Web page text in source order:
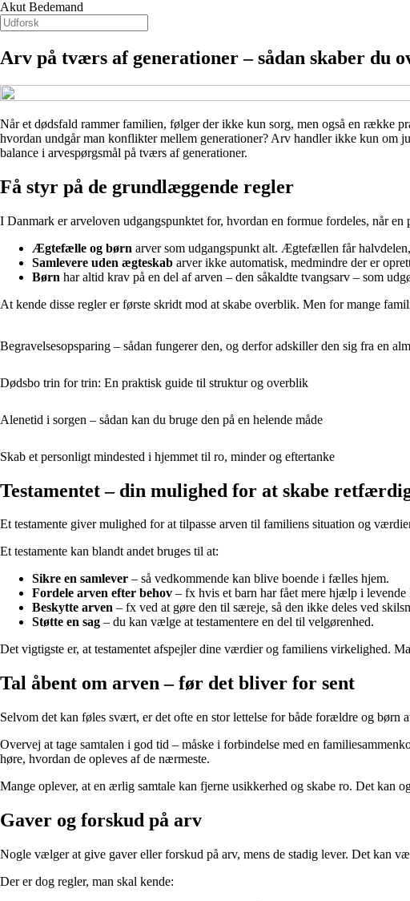
Akut Bedemand
Arv på tværs af generationer – sådan skaber du
Når et dødsfald rammer familien, følger der ikke kun sorg, men også en række
hvordan undgår man konflikter mellem generationer? Arv handler ikke kun om
balance i arvespørgsmål på tværs af generationer.
Få styr på de grundlæggende regler
I Danmark er arveloven udgangspunktet for, hvordan en formue fordeles, når
Ægtefælle og børn arver som udgangspunkt alt. Ægtefællen får
Samlevere uden ægteskab arver ikke automatisk, medmindre der er
Børn har altid krav på en del af arven – den såkaldte tvangsarv – som
At kende disse regler er første skridt mod at skabe overblik. Men for mange
Begravelsesopsparing – sådan fungerer den, og derfor adskiller den sig fra en
Dødsbo trin for trin: En praktisk guide til struktur og overblik
Alenetid i sorgen – sådan kan du bruge den på en helende måde
Skab et personligt mindested i hjemmet til ro, minder og eftertanke
Testamentet – din mulighed for at skabe
Et testamente giver mulighed for at tilpasse arven til familiens situation og
Et testamente kan blandt andet bruges til at:
Sikre en samlever – så vedkommende kan blive boende i fælles hjem.
Fordele arven efter behov – fx hvis et barn har fået mere hjælp i
Beskytte arven – fx ved at gøre den til særeje, så den ikke deles ved
Støtte en sag – du kan vælge at testamentere en del til velgørenhed.
Det vigtigste er, at testamentet afspejler dine værdier og familiens virkelighed.
Tal åbent om arven – før det bliver for sent
Selvom det kan føles svært, er det ofte en stor lettelse for både forældre og børn
Overvej at tage samtalen i god tid – måske i forbindelse med en
høre, hvordan de opleves af de nærmeste.
Mange oplever, at en ærlig samtale kan fjerne usikkerhed og skabe ro. Det kan
Gaver og forskud på arv
Nogle vælger at give gaver eller forskud på arv, mens de stadig lever. Det kan
Der er dog regler, man skal kende: